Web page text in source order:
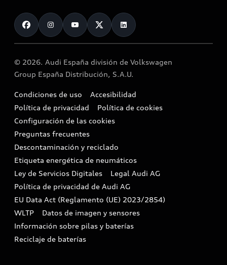
Modelos anteriores
Vender mi vehículo
Audi y los semiconductores
Promociones híbridos
Mild hybrid
Etiquetas medioambientales
Promociones Audi Service
Functions on demand
Vehículo de sustitución
Audi Shop
Contacto
Mundo Audi
Airbag Takata
Motores Diésel
Buscador de concesionarios
Cita taller
Compliance e integridad
Canales de denuncia
© 2026. Audi España división de Volkswagen
Group España Distribución, S.A.U.
Condiciones de uso
Accesibilidad
Política de privacidad
Política de cookies
Configuración de las cookies
Preguntas frecuentes
Descontaminación y reciclado
Etiqueta energética de neumáticos
Ley de Servicios Digitales
Legal Audi AG
Política de privacidad de Audi AG
EU Data Act (Reglamento (UE) 2023/2854)
WLTP
Datos de imagen y sensores
Información sobre pilas y baterías
Reciclaje de baterías